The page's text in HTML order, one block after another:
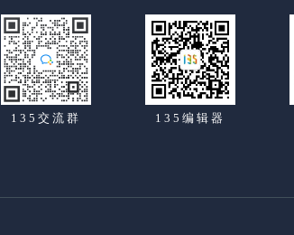
135交流群 135编辑器